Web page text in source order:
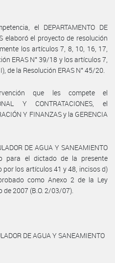
el DEPARTAMENTO DE
elaboró el proyecto de resolución
los artículos 7, 8, 10, 16, 17,
ERAS N° 39/18 y los artículos 7,
de la Resolución ERAS N° 45/20.
que les compete el
Y CONTRATACIONES, el
Y FINANZAS y la GERENCIA
DE AGUA Y SANEAMIENTO
para el dictado de la presente
los artículos 41 y 48, incisos d)
como Anexo 2 de la Ley
de 2007 (B.O. 2/03/07).
DE AGUA Y SANEAMIENTO